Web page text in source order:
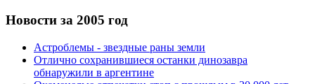
Новости за 2005 год
Астроблемы - звездные раны земли
Отлично сохранившиеся останки динозавра
обнаружили в аргентине